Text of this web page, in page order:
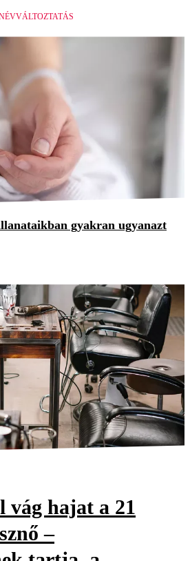
gyakran ugyanazt
vág hajat a 21
–